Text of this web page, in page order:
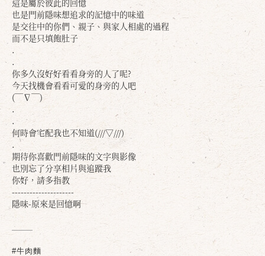
這是屬於彼此的回憶
也是門前隱味想追求的記憶中的味道
是交往中的你們、親子、與家人相處的過程
而不是只填飽肚子
.
.
你多久沒好好看看身旁的人了呢?
今天找機會看看可愛的身旁的人吧
(￣∇￣)
.
.
何時會宅配我也不知道(///▽///)
.
期待你喜歡門前隱味的文字與影像
也別忘了分享相片與追蹤我
你好，請多指教
---------------------
隱味-原來是回憶啊
#牛肉麵
確定